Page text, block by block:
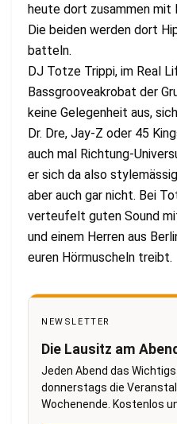
heute dort zusammen mit
Die beiden werden dort
batteln.
DJ Totze Trippi, im Real
Bassgrooveakrobat der
keine Gelegenheit aus,
Dr. Dre, Jay-Z oder 45
auch mal Richtung-
er sich da also
aber auch gar nicht. Bei
verteufelt guten Sound
und einem Herren aus
euren Hörmuscheln treibt.
NEWSLETTER
Die Lausitz am
Jeden Abend das
donnerstags die
Wochenende. Kostenlos